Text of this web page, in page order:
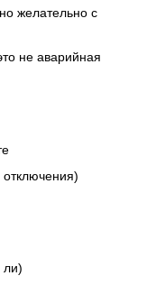
желательно с
не аварийная
отключения)
ли)